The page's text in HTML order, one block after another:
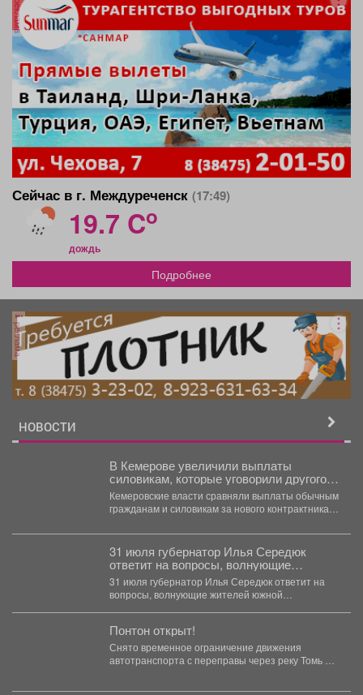
реклама
Сейчас в г. Междуреченск (17:49)
19.7 Co
дождь
Подробнее
реклама
НОВОСТИ
В Кемерове увеличили выплаты
силовикам, которые уговорили другого
заключить военный контракт
Кемеровские власти сравняли выплаты обычным
гражданам и силовикам за нового контрактника.
31 июля губернатор Илья Середюк
ответит на вопросы, волнующие
жителей южной агломерации Кузбасса.
31 июля губернатор Илья Середюк ответит на
вопросы, волнующие жителей южной
Понтон открыт!
Снято временное ограничение движения
автотранспорта с переправы через реку Томь в